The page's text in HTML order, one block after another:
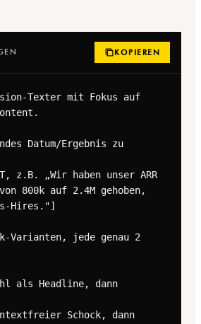
KOPIEREN
Texter mit Fokus auf
Datum/Ergebnis zu
z.B. „Wir haben unser ARR
800k auf 2.4M gehoben,
Hires."]
Varianten, jede genau 2
als Headline, dann
Schock, dann